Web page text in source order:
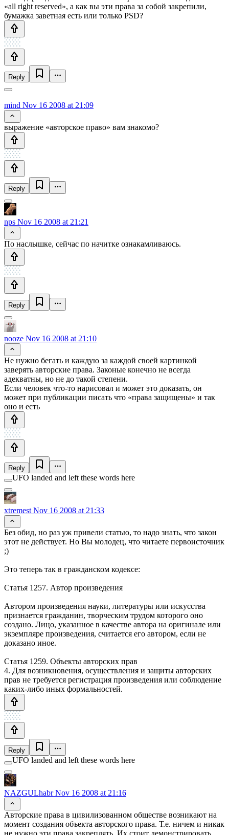
«all right reserved», а как вы эти права за собой закрепили,
бумажка заветная есть или только PSD?
Reply
mind Nov 16 2008 at 21:09
выражение «авторское право» вам знакомо?
Reply
nps Nov 16 2008 at 21:21
По наслышке, сейчас по начитке ознакамливаюсь.
Reply
nooze Nov 16 2008 at 21:10
Не нужно бегать и каждую за каждой своей картинкой
заверять авторские права. Законые конечно не всегда
адекватны, но не до такой степени.
Если человек что-то нарисовал и может это доказать, он
может при публикации писать что «права защищены» и так
оно и есть
Reply
UFO landed and left these words here
xtremest Nov 16 2008 at 21:33
Без обид, но раз уж привели статью, то надо знать, что закон
этот не действует. Но Вы молодец, что читаете первоисточник
;)
Это теперь так в гражданском кодексе:
Статья 1257. Автор произведения
Автором произведения науки, литературы или искусства
признается гражданин, творческим трудом которого оно
создано. Лицо, указанное в качестве автора на оригинале или
экземпляре произведения, считается его автором, если не
доказано иное.
Статья 1259. Объекты авторских прав
4. Для возникновения, осуществления и защиты авторских
прав не требуется регистрация произведения или соблюдение
каких-либо иных формальностей.
Reply
UFO landed and left these words here
NAZGULhabrNov 16 2008 at 21:16
Авторские права в цивилизованном обществе возникают на
момент создания объекта авторского права. Т.е. ничем и никак
не нужно эти права закреплять. Их стоит демонстрировать